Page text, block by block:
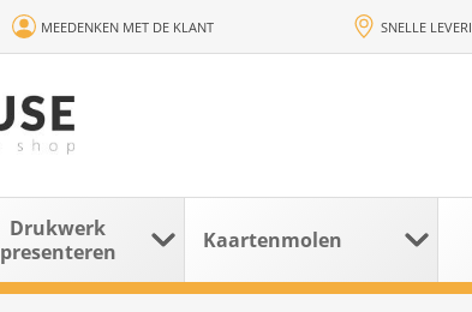
MEEDENKEN MET DE KLANT SNELLE
Drukwerk
presenteren
Kaartenmolen